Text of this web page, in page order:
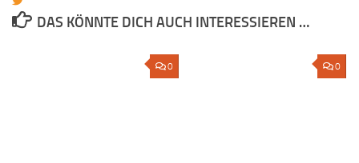
DAS KÖNNTE DICH AUCH INTERESSIEREN …
0 0